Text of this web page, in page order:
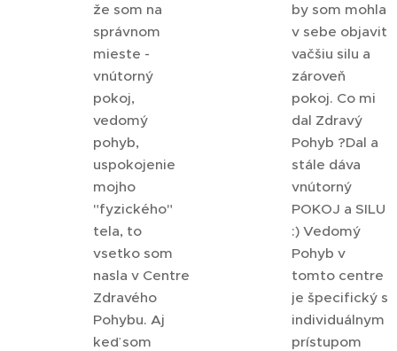
že som na
správnom
mieste -
vnútorný
pokoj,
vedomý
pohyb,
uspokojenie
mojho
"fyzického"
tela, to
vsetko som
nasla v Centre
Zdravého
Pohybu. Aj
keď som
by som mohla
v sebe objavit
vačšiu silu a
zároveň
pokoj. Co mi
dal Zdravý
Pohyb ?Dal a
stále dáva
vnútorný
POKOJ a SILU
:) Vedomý
Pohyb v
tomto centre
je špecifický s
individuálnym
prístupom